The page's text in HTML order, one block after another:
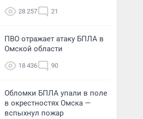
28 257 21
ПВО отражает атаку БПЛА в
Омской области
18 436 90
Обломки БПЛА упали в поле
в окрестностях Омска —
вспыхнул пожар